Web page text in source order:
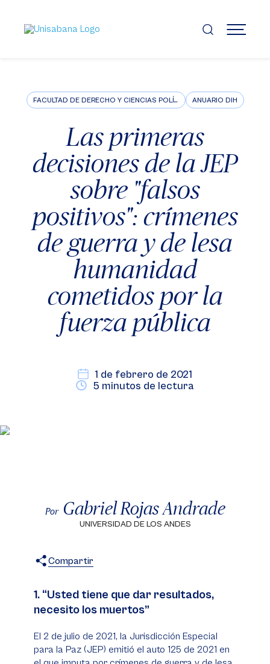
contenido
principal
MENÚ
FACULTAD DE DERECHO Y CIENCIAS POLÍTICAS ANUARIO DIH
Las primeras
decisiones de la JEP
sobre "falsos
positivos": crímenes
de guerra y de lesa
humanidad
cometidos por la
fuerza pública
1 de febrero de 2021
5 minutos de lectura
Por Gabriel Rojas Andrade
UNIVERSIDAD DE LOS ANDES
Compartir
1. “Usted tiene que dar resultados,
necesito los muertos”
El 2 de julio de 2021, la Jurisdicción Especial
para la Paz (JEP) emitió el auto 125 de 2021 en